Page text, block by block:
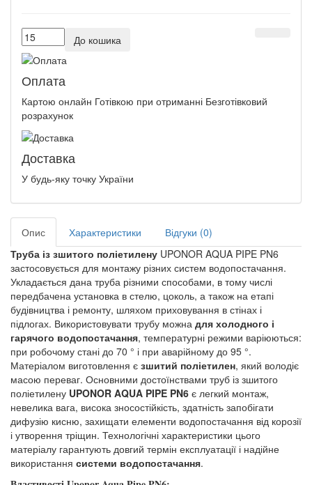
До кошика
Оплата
Картою онлайн Готівкою при отриманні Безготівковий
розрахунок
Доставка
У будь-яку точку України
Опис Характеристики
Відгуки (0)
Труба із зшитого поліетилену UPONOR AQUA PIPE PN6
застосовується для монтажу різних систем водопостачання.
Укладається дана труба різними способами, в тому числі
передбачена установка в стелю, цоколь, а також на етапі
будівництва і ремонту, шляхом приховування в стінах і
підлогах. Використовувати трубу можна для холодного і
гарячого водопостачання, температурні режими варіюються:
при робочому стані до 70 ° і при аварійному до 95 °.
Матеріалом виготовлення є зшитий поліетилен, який володіє
масою переваг. Основними достоїнствами труб із зшитого
поліетилену UPONOR AQUA PIPE PN6 є легкий монтаж,
невелика вага, висока зносостійкість, здатність запобігати
дифузію кисню, захищати елементи водопостачання від корозії
і утворення тріщин. Технологічні характеристики цього
матеріалу гарантують довгий термін експлуатації і надійне
використання системи водопостачання.